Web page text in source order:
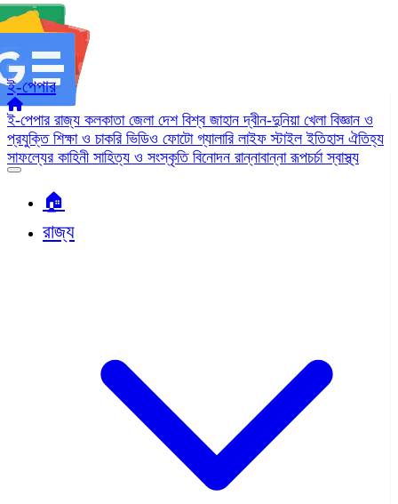
ই-পেপার
ই-পেপার রাজ্য কলকাতা জেলা দেশ বিশ্ব জাহানদ্বীন-দুনিয়া খেলা বিজ্ঞান ও
প্রযুক্তি শিক্ষা ও চাকরি ভিডিও ফোটো গ্যালারি লাইফ স্টাইলইতিহাস ঐতিহ্য
সাফল্যের কাহিনী সাহিত্য ও সংস্কৃতি বিনোদন রান্নাবান্নারূপচর্চাস্বাস্থ্য
🏠︎
রাজ্য